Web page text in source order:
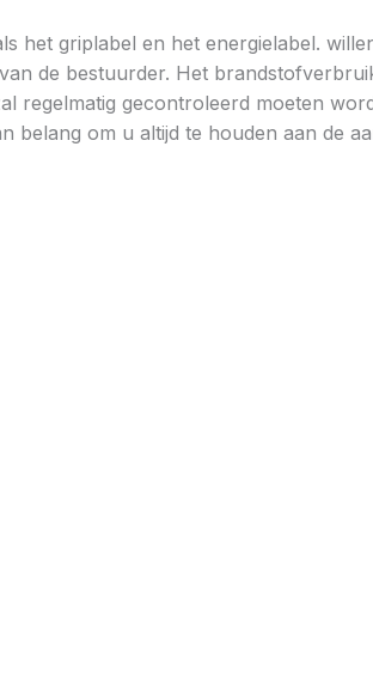
het griplabel en het energielabel.
de bestuurder. Het
regelmatig gecontroleerd moeten
belang om u altijd te houden aan de